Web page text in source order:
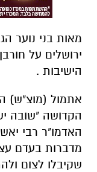
מאות בני נוער
ירושלים על
הישיבות .
אתמול (מוצ"ש)
הקדושה "שובה
האדמו"ר רבי
מדברות בעדם
שקיבלו לצום